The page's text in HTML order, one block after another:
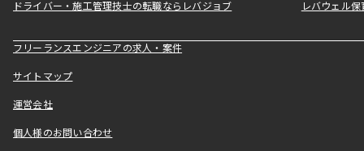
ドライバー・施工管理技士の転職ならレバジョブ レバウェル
フリーランスエンジニアの求人・案件
サイトマップ
運営会社
個人様のお問い合わせ